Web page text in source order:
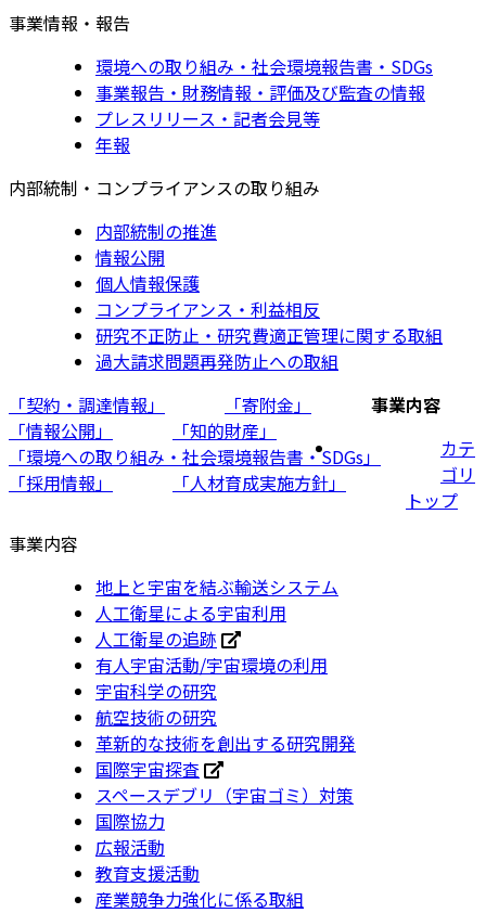
事業情報・報告
環境への取り組み・社会環境報告書・SDGs
事業報告・財務情報・評価及び監査の情報
プレスリリース・記者会見等
年報
内部統制・コンプライアンスの取り組み
内部統制の推進
情報公開
個人情報保護
コンプライアンス・利益相反
研究不正防止・研究費適正管理に関する取組
過大請求問題再発防止への取組
「契約・調達情報」
「寄附金」
「情報公開」
「知的財産」
「環境への取り組み・社会環境報告書・SDGs」
「採用情報」
「人材育成実施方針」
事業内容
カテ
ゴリ
トップ
事業内容
地上と宇宙を結ぶ輸送システム
人工衛星による宇宙利用
人工衛星の追跡
有人宇宙活動/宇宙環境の利用
宇宙科学の研究
航空技術の研究
革新的な技術を創出する研究開発
国際宇宙探査
スペースデブリ（宇宙ゴミ）対策
国際協力
広報活動
教育支援活動
産業競争力強化に係る取組